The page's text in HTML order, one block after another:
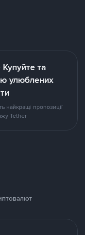
та
улюблених
найкращі пропозиції
Tether